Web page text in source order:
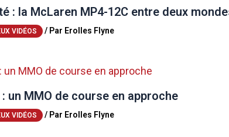
: la McLaren MP4-12C entre deux
VIDÉOS / Par Erolles Flyne
un MMO de course en approche
VIDÉOS / Par Erolles Flyne